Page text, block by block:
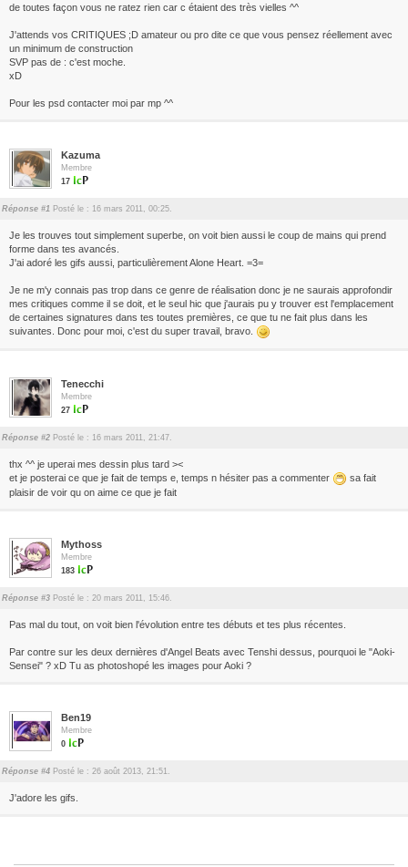
de toutes façon vous ne ratez rien car c étaient des très vielles ^^
J'attends vos CRITIQUES ;D amateur ou pro dite ce que vous pensez réellement avec
un minimum de construction
SVP pas de : c'est moche.
xD
Pour les psd contacter moi par mp ^^
Kazuma
Membre
17
Réponse #1 Posté le : 16 mars 2011, 00:25.
Je les trouves tout simplement superbe, on voit bien aussi le coup de mains qui prend
forme dans tes avancés.
J'ai adoré les gifs aussi, particulièrement Alone Heart. =3=
Je ne m'y connais pas trop dans ce genre de réalisation donc je ne saurais approfondir
mes critiques comme il se doit, et le seul hic que j'aurais pu y trouver est l'emplacement
de certaines signatures dans tes toutes premières, ce que tu ne fait plus dans les
suivantes. Donc pour moi, c'est du super travail, bravo.
Tenecchi
Membre
27
Réponse #2 Posté le : 16 mars 2011, 21:47.
thx ^^ je uperai mes dessin plus tard ><
et je posterai ce que je fait de temps e, temps n hésiter pas a commenter
sa fait
plaisir de voir qu on aime ce que je fait
Mythoss
Membre
183
Réponse #3 Posté le : 20 mars 2011, 15:46.
Pas mal du tout, on voit bien l'évolution entre tes débuts et tes plus récentes.
Par contre sur les deux dernières d'Angel Beats avec Tenshi dessus, pourquoi le "Aoki-
Sensei" ? xD Tu as photoshopé les images pour Aoki ?
Ben19
Membre
0
Réponse #4 Posté le : 26 août 2013, 21:51.
J'adore les gifs.